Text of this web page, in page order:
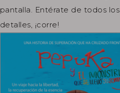
pantalla. Entérate de todos los
detalles, ¡corre!